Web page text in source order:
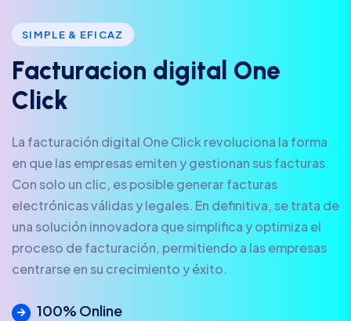
SIMPLE & EFICAZ
Facturacion d igita One
C ick
La facturación digital One Click revoluciona la forma
en que las empresas emiten y gestionan sus facturas.
Con solo un clic, es posible generar facturas
electrónicas válidas y legales. En definitiva, se trata de
una solución innovadora que simplifica y optimiza el
proceso de facturación, permitiendo a las empresas
centrarse en su crecimiento y éxito.
100% Online